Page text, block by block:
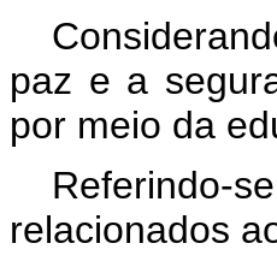
paz e a
por meio da
relacionados